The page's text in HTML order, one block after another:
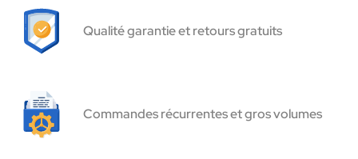
Qualité garantie et retours gratuits
Commandes récurrentes et gros volumes